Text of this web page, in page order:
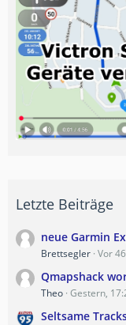
Letzte Beiträge
neue Garmin
Brettsegler Vor
Qmapshack
Theo Gestern,
Seltsame